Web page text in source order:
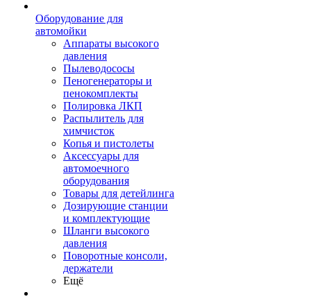
Оборудование для
автомойки
Аппараты высокого
давления
Пылеводососы
Пеногенераторы и
пенокомплекты
Полировка ЛКП
Распылитель для
химчисток
Копья и пистолеты
Аксессуары для
автомоечного
оборудования
Товары для детейлинга
Дозирующие станции
и комплектующие
Шланги высокого
давления
Поворотные консоли,
держатели
Ещё